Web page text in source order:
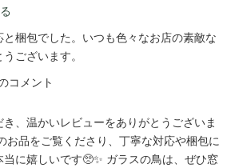
梱包でした。いつも色々なお店の素敵な
ございます。
コメント
、温かいレビューをありがとうございま
お品をご覧くださり、丁寧な対応や梱包に
に嬉しいです🥺✨ ガラスの鳥は、ぜひ窓